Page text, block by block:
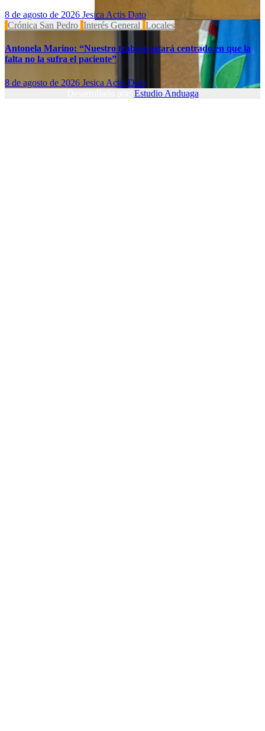
8 de agosto de 2026 Jesica Actis Dato
Crónica San Pedro Interés General Locales
Antonela Marino: “Nuestro trabajo estará centrado en que la
falta no la sufra el paciente”
8 de agosto de 2026 Jesica Actis Dato
Estudio Anduaga